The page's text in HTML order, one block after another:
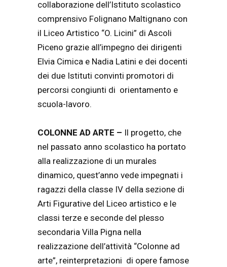
collaborazione dell’Istituto scolastico
comprensivo Folignano Maltignano con
il Liceo Artistico “O. Licini” di Ascoli
Piceno grazie all’impegno dei dirigenti
Elvia Cimica e Nadia Latini e dei docenti
dei due Istituti convinti promotori di
percorsi congiunti di orientamento e
scuola-lavoro.
COLONNE AD ARTE – Il progetto, che
nel passato anno scolastico ha portato
alla realizzazione di un murales
dinamico, quest’anno vede impegnati i
ragazzi della classe IV della sezione di
Arti Figurative del Liceo artistico e le
classi terze e seconde del plesso
secondaria Villa Pigna nella
realizzazione dell’attività “Colonne ad
arte”, reinterpretazioni di opere famose